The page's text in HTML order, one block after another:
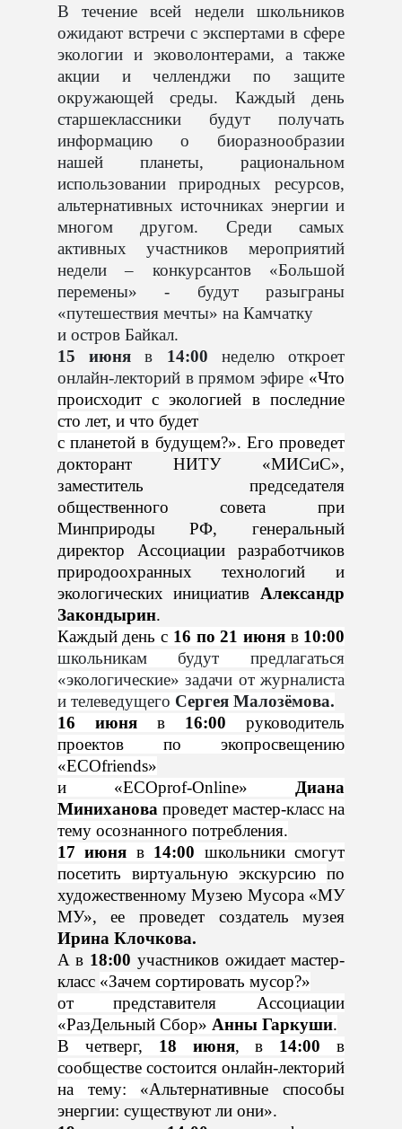
В течение всей недели школьников
ожидают встречи с экспертами в сфере
экологии и эковолонтерами, а также
акции и челленджи по защите
окружающей среды. Каждый день
старшеклассники будут получать
информацию о биоразнообразии
нашей планеты, рациональном
использовании природных ресурсов,
альтернативных источниках энергии и
многом другом. Среди самых
активных участников мероприятий
недели – конкурсантов «Большой
перемены» - будут разыграны
«путешествия мечты» на Камчатку
и остров Байкал.
15 июняв 14:00 неделю откроет
онлайн-лекторий в прямом эфире «Что
происходит с экологией в последние
сто лет, и что будет
с планетой в будущем?». Его проведет
докторант НИТУ «МИСиС»,
заместитель председателя
общественного совета при
Минприроды РФ, генеральный
директор Ассоциации разработчиков
природоохранных технологий и
экологических инициатив Александр
Закондырин.
Каждый день с 16 по 21 июня в 10:00
школьникам будут предлагаться
«экологические» задачи от журналиста
и телеведущего Сергея Малозёмова.
16 июняв 16:00
руководитель
проектов по экопросвещению
«ECOfriends»
и «ECOprof-Online» Диана
Миниханова проведет мастер-класс на
тему осознанного потребления.
17 июня в14:00 школьники смогут
посетить виртуальную экскурсиюпо
художественному Музею Мусора «МУ
МУ», ее проведет создатель музея
Ирина Клочкова.
А в 18:00 участников ожидает мастер-
класс «Зачем сортировать мусор?»
от представителя Ассоциации
«РазДельный Сбор» Анны Гаркуши.
В четверг, 18 июня, в 14:00 в
сообществе состоится онлайн-лекторий
на тему: «Альтернативные способы
энергии: существуют ли они».